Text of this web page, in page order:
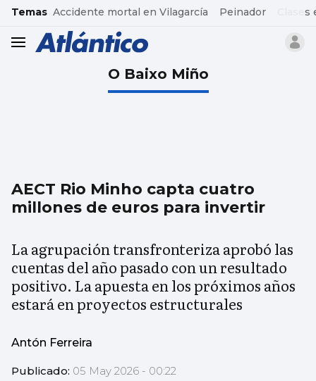
common.go-to-content
Temas Accidente mortal en Vilagarcía Peinador
header.menu.open
O Baixo Miño
AECT Rio Minho capta cuatro
millones de euros para invertir
La agrupación transfronteriza aprobó las
cuentas del año pasado con un resultado
positivo. La apuesta en los próximos años
estará en proyectos estructurales
Antón Ferreira
Publicado: 05 May 2026 - 00:22